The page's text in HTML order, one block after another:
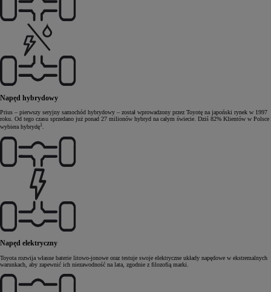
Napęd hybrydowy
Prius – pierwszy seryjny samochód hybrydowy – został wprowadzony przez Toyotę na japoński rynek w 1997
roku. Od tego czasu sprzedano już ponad 27 milionów hybryd na całym świecie. Dziś 82% Klientów w Polsce
wybiera hybrydę1.
Napęd elektryczny
Toyota rozwija własne baterie litowo-jonowe oraz testuje swoje elektryczne układy napędowe w ekstremalnych
warunkach, aby zapewnić ich niezawodność na lata, zgodnie z filozofią marki.